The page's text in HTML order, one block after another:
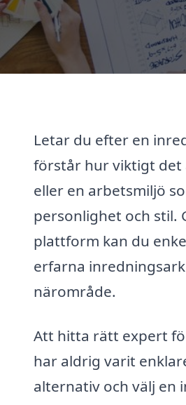
Letar du efter en
förstår hur viktigt det
eller en arbetsmiljö
personlighet och stil.
plattform kan du
erfarna
närområde.
Att hitta rätt expert
har aldrig varit
alternativ och välj en